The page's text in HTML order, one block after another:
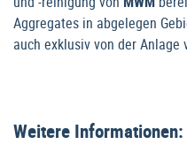
Aggregates in abgelegen
auch exklusiv von der Anlage
Weitere Informationen: